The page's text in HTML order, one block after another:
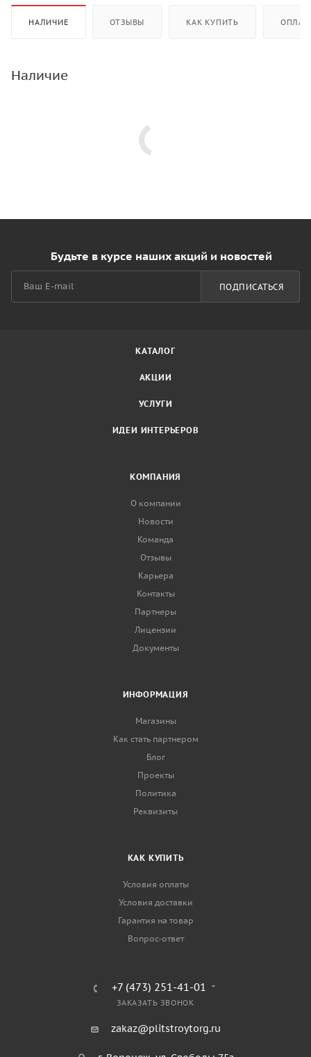
НАЛИЧИЕ ОТЗЫВЫ КАК КУПИТЬ
Наличие
Будьте в курсе наших акций и новостей
ПОДПИСАТЬСЯ
КАТАЛОГ
АКЦИИ
УСЛУГИ
ИДЕИ ИНТЕРЬЕРОВ
КОМПАНИЯ
О компании
Новости
Команда
Отзывы
Карьера
Контакты
Партнеры
Лицензии
Документы
ИНФОРМАЦИЯ
Магазины
Как стать партнером
Блог
Проекты
Политика
Реквизиты
КАК КУПИТЬ
Условия оплаты
Условия доставки
Гарантия на товар
Вопрос-ответ
+7 (473) 251-41-01
ЗАКАЗАТЬ ЗВОНОК
zakaz@plitstroytorg.ru